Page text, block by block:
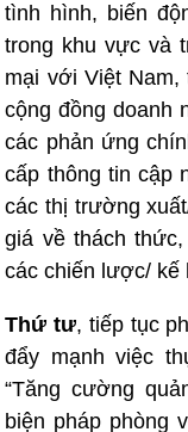
tình hình, biến
trong khu vực và
mại với Việt
cộng đồng doanh
các phản ứng
cấp thông tin cập
các thị trường
giá về thách
các chiến lược/ kế
Thứ tư, tiếp tục
đẩy mạnh việc
“Tăng cường
biện pháp phòng